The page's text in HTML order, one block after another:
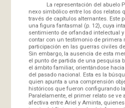
La representación del abuelo
nexo simbólico entre los dos relatos
través de capítulos alternantes. Este
una figura fantasmal (p. 12), cuya
sentimiento de orfandad intelectual
contar con un testimonio de primera
participación en las guerras civiles
Sin embargo, la ausencia de esta
el punto de partida de una pesquisa
el ámbito familiar, orientándose
del pasado nacional. Esta es la
quien apunta a una comprensión
históricos que fueron configurando
Paralelamente, el primer relato se ve
afectiva entre Ariel y Aminta,